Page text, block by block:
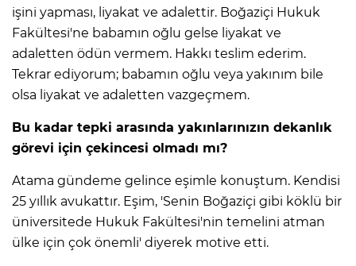
işini yapması, liyakat ve adalettir. Boğaziçi Hukuk
Fakültesi'ne babamın oğlu gelse liyakat ve
adaletten ödün vermem. Hakkı teslim ederim.
Tekrar ediyorum; babamın oğlu veya yakınım bile
olsa liyakat ve adaletten vazgeçmem.
Bu kadar tepki arasında yakınlarınızın dekanlık
görevi için çekincesi olmadı mı?
Atama gündeme gelince eşimle konuştum. Kendisi
25 yıllık avukattır. Eşim, 'Senin Boğaziçi gibi köklü bir
üniversitede Hukuk Fakültesi'nin temelini atman
ülke için çok önemli' diyerek motive etti.